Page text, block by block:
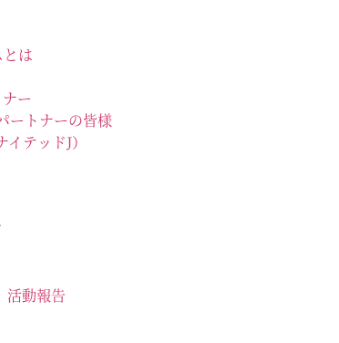
は
ー
ートナーの皆様
テッドJ）
動報告